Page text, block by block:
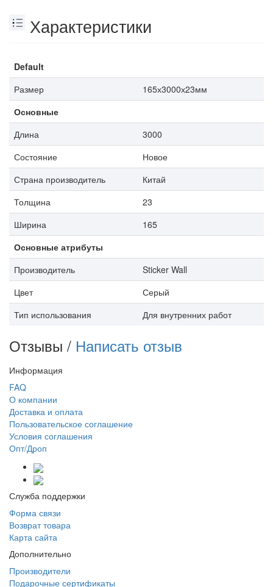
Характеристики
Default
Размер
165х3000х23мм
Основные
Длина
3000
Состояние
Новое
Страна производитель
Китай
Толщина
23
Ширина
165
Основные атрибуты
Производитель
Sticker Wall
Цвет
Серый
Тип использования
Для внутренних работ
Отзывы / Написать отзыв
Информация
FAQ
О компании
Доставка и оплата
Пользовательское соглашение
Условия соглашения
Опт/Дроп
Служба поддержки
Форма связи
Возврат товара
Карта сайта
Дополнительно
Производители
Подарочные сертификаты